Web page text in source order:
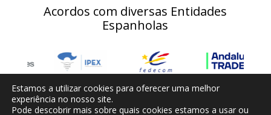
Acordos com diversas Entidades
Espanholas
Estamos a utilizar cookies para oferecer uma melhor
experiência no nosso site.
Pode descobrir mais sobre quais cookies estamos a usar ou